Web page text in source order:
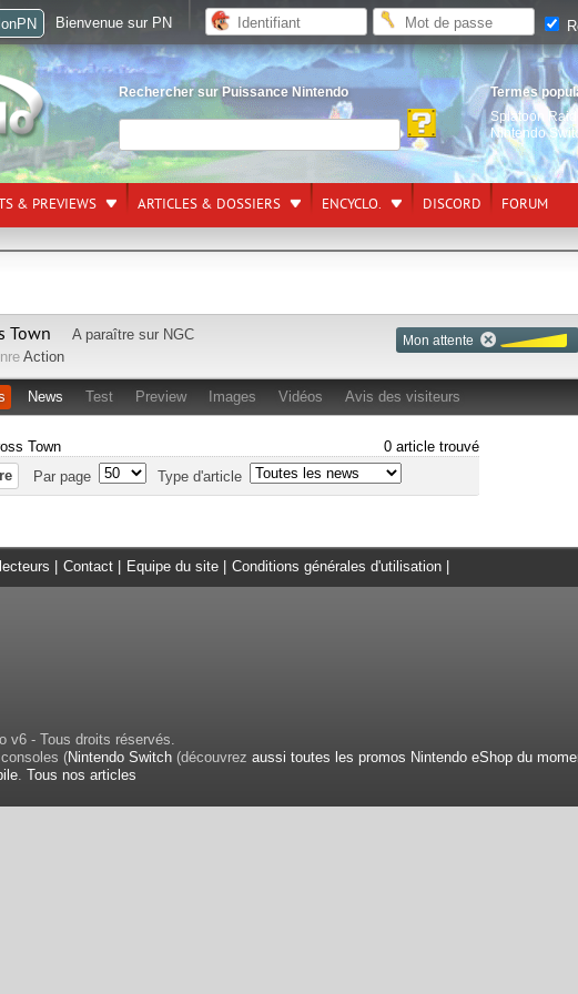
Rechercher sur Puissance Nintendo
Termes
Splatoon
Nintendo
& PREVIEWS ARTICLES & DOSSIERS ENCYCLO. DISCORD FORUM
Mon attente
Town A paraître sur NGC
Action
News Test Preview Images Vidéos Avis des visiteurs
Town
0 article trouvé
Par page Type d'article
Contact Equipe du site Conditions générales d'utilisation
v6 - Tous droits réservés.
(Nintendo Switch (découvrez aussi toutes les promos Nintendo eShop du
. Tous nos articles
Bienvenue sur PN